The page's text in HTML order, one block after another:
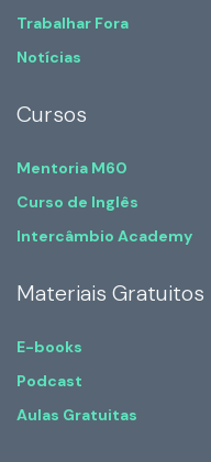
Trabalhar Fora
Notícias
Cursos
Mentoria M60
Curso de Inglês
Intercâmbio Academy
Materiais Gratuitos
E-books
Podcast
Aulas Gratuitas